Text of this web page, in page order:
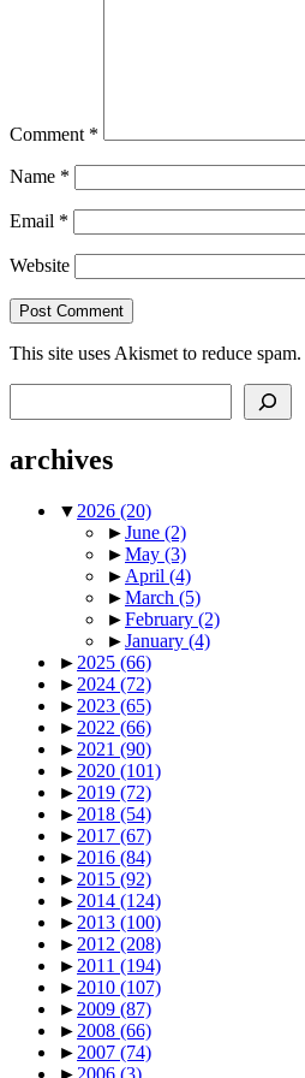
Comment *
Name *
Email *
Website
This site uses Akismet to reduce spam.
archives
▼ 2026 (20)
►June (2)
►May (3)
► April (4)
►March (5)
►February (2)
►January (4)
► 2025 (66)
► 2024 (72)
► 2023 (65)
► 2022 (66)
► 2021 (90)
► 2020 (101)
► 2019 (72)
► 2018 (54)
► 2017 (67)
► 2016 (84)
► 2015 (92)
► 2014 (124)
► 2013 (100)
► 2012 (208)
► 2011 (194)
► 2010 (107)
► 2009 (87)
► 2008 (66)
► 2007 (74)
► 2006 (3)